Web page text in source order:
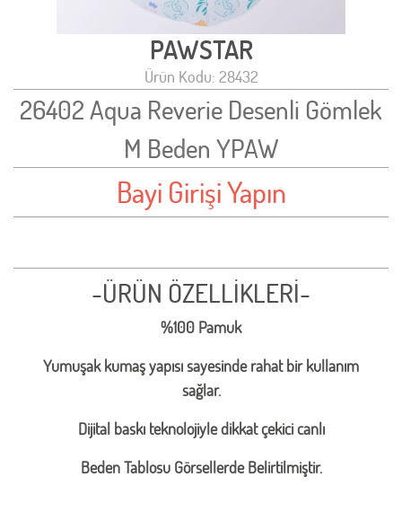
PAWSTAR
Ürün Kodu: 28432
26402 Aqua Reverie Desenli Gömlek
M Beden YPAW
Bayi Girişi Yapın
-ÜRÜN ÖZELLİKLERİ-
%100 Pamuk
Yumuşak kumaş yapısı sayesinde rahat bir kullanım
sağlar.
Dijital baskı teknolojiyle dikkat çekici canlı
Beden Tablosu Görsellerde Belirtilmiştir.